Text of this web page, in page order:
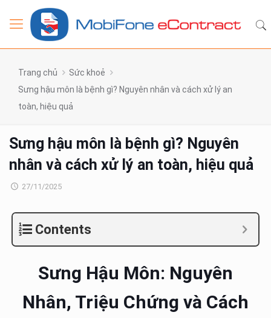
Trang chủ
Sức khoẻ
Sưng hậu môn là bệnh gì? Nguyên nhân và cách xử lý an
toàn, hiệu quả
Sưng hậu môn là bệnh gì? Nguyên
nhân và cách xử lý an toàn, hiệu quả
27/11/2025
Contents
Sưng Hậu Môn: Nguyên
Nhân, Triệu Chứng và Cách